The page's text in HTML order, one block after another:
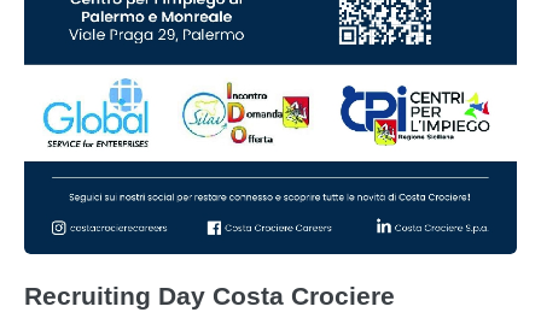
Recruiting Day Costa Crociere